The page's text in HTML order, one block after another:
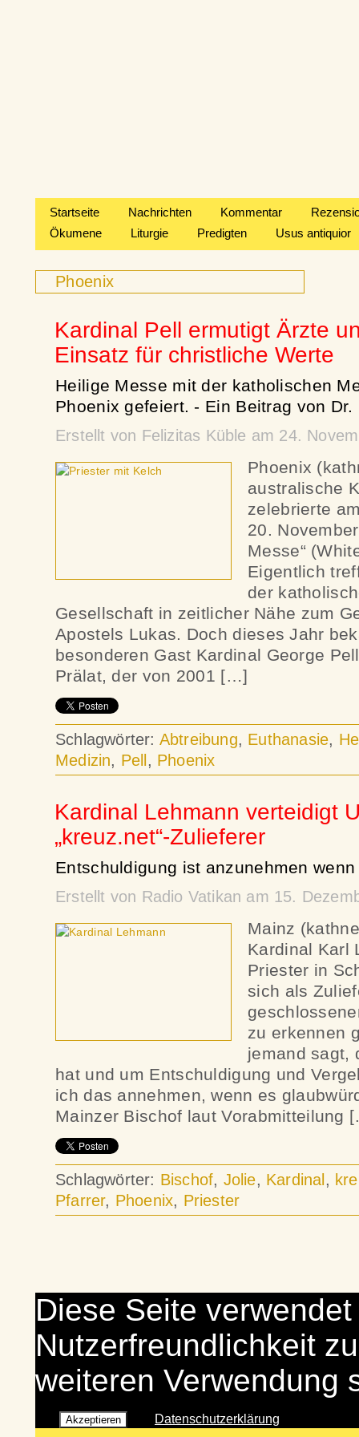
Startseite Nachrichten Kommentar
Ökumene
Liturgie Predigten Usus antiquior
Phoenix
Kardinal Pell ermutigt Ärzte
Einsatz für christliche Werte
Heilige Messe mit der katholischen
Phoenix gefeiert. - Ein Beitrag von
Erstellt von Felizitas Küble am 24.
Phoenix
australische
zelebrierte
20.
Messe“
Eigentlich
der
Gesellschaft in zeitlicher Nähe zum
Apostels Lukas. Doch dieses Jahr
besonderen Gast Kardinal George
Prälat, der von 2001 […]
Schlagwörter: Abtreibung, Euthanasie,
Medizin, Pell , Phoenix
Kardinal Lehmann verteidigt
„kreuz.net“-Zulieferer
Entschuldigung ist anzunehmen
Erstellt von Radio Vatikan am 15.
Mainz
Kardinal Karl
Priester in
sich als
zu erkennen
jemand sagt,
hat und um Entschuldigung und
ich das annehmen, wenn es
Mainzer Bischof laut Vorabmitteilung
Schlagwörter: Bischof, Jolie, Kardinal ,
Pfarrer, Phoenix, Priester
Diese Seite
Nutzerfreundlichkeit
weiteren Verwendung
Akzeptieren Datenschutzerklärung